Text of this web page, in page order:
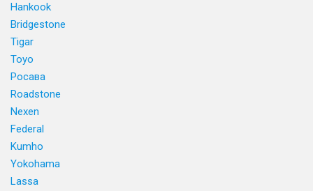
Hankook
Bridgestone
Tigar
Toyo
Росава
Roadstone
Nexen
Federal
Kumho
Yokohama
Lassa